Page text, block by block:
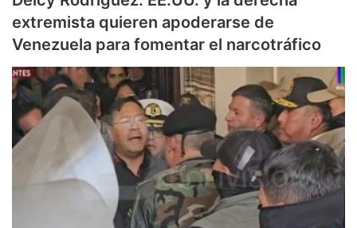
extremista quieren apoderarse de
Venezuela para fomentar el narcotráfico